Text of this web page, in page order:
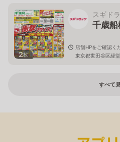
2枚
スギド
千歳船
店舗HPをご確認く
東京都世田谷区経
すべて